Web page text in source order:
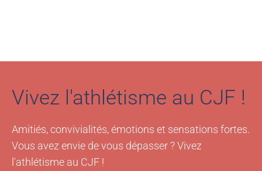
Vivez l'athlétisme au CJF !
Amitiés, convivialités, émotions et sensations fortes.
Vous avez envie de vous dépasser ? Vivez
l'athlétisme au CJF !